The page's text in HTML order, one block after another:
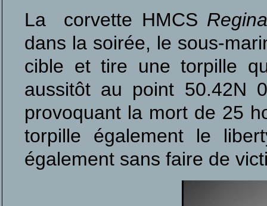
La corvette HMCS Regina
dans la soirée, le sous-
cible et tire une torpille
aussitôt au point 50.42N
provoquant la mort de 25
torpille également le
également sans faire de